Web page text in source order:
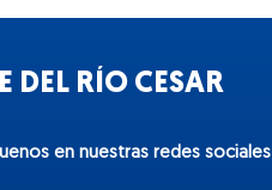
DEL RÍO CESAR
en nuestras redes sociales